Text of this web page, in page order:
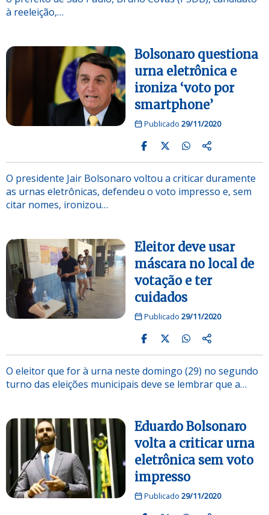
à reeleição,…
Bolsonaro questiona
urna eletrônica e
ironiza ‘voto por
smartphone’
Publicado 29/11/2020
O presidente Jair Bolsonaro voltou a criticar duramente
as urnas eletrônicas, defendeu o voto impresso e, sem
citar nomes, ironizou…
Eleitor deve usar
máscara no local de
votação e ter
cuidados
Publicado 29/11/2020
O eleitor que for à urna neste domingo (29) no segundo
turno das eleições municipais deve se lembrar que a…
Eduardo Bolsonaro
volta a criticar urna
eletrônica sem voto
impresso
Publicado 29/11/2020